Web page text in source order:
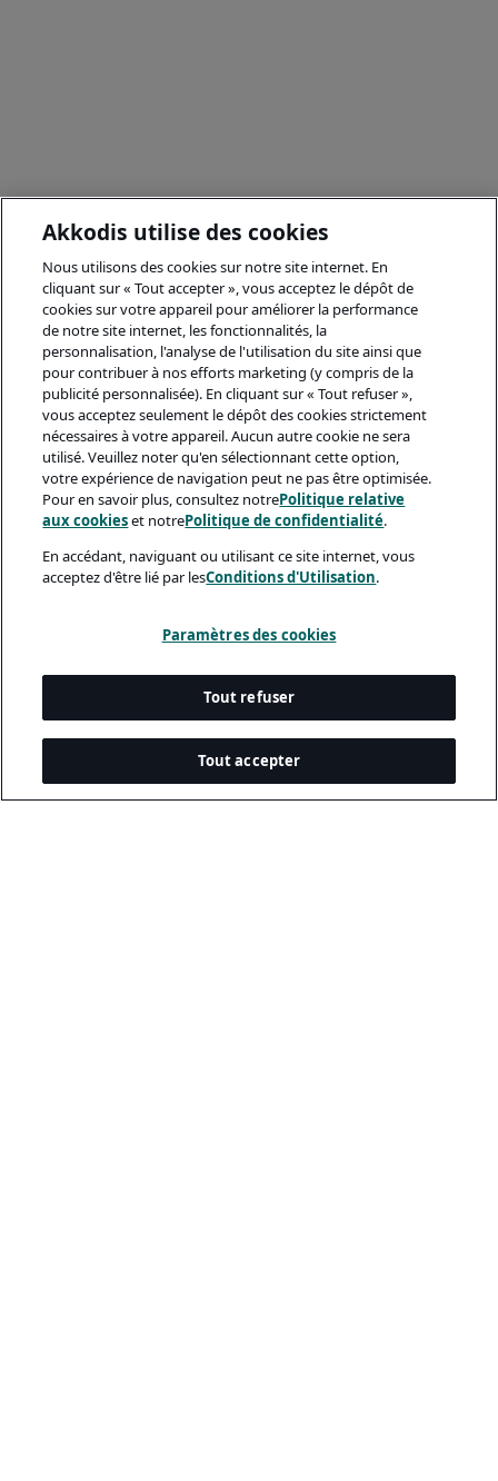
Akkodis utilise des cookies
Nous utilisons des cookies sur notre site internet. En
cliquant sur « Tout accepter », vous acceptez le dépôt de
cookies sur votre appareil pour améliorer la performance
de notre site internet, les fonctionnalités, la
personnalisation, l'analyse de l'utilisation du site ainsi que
pour contribuer à nos efforts marketing (y compris de la
publicité personnalisée). En cliquant sur « Tout refuser »,
vous acceptez seulement le dépôt des cookies strictement
nécessaires à votre appareil. Aucun autre cookie ne sera
utilisé. Veuillez noter qu'en sélectionnant cette option,
votre expérience de navigation peut ne pas être optimisée.
Pour en savoir plus, consultez notrePolitique relative
aux cookieset notrePolitique de confidentialité.
En accédant, naviguant ou utilisant ce site internet, vous
acceptez d'être lié par lesConditions d'Utilisation.
Paramètres des cookies
Tout refuser
Tout accepter